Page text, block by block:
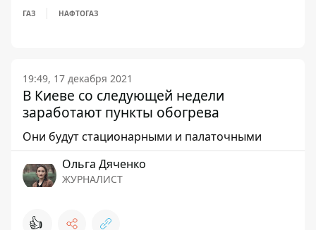
ГАЗ НАФТОГАЗ
19:49, 17 декабря 2021
В Киеве со следующей недели
заработают пункты обогрева
Они будут стационарными и палаточными
Ольга Дяченко
ЖУРНАЛИСТ
👍